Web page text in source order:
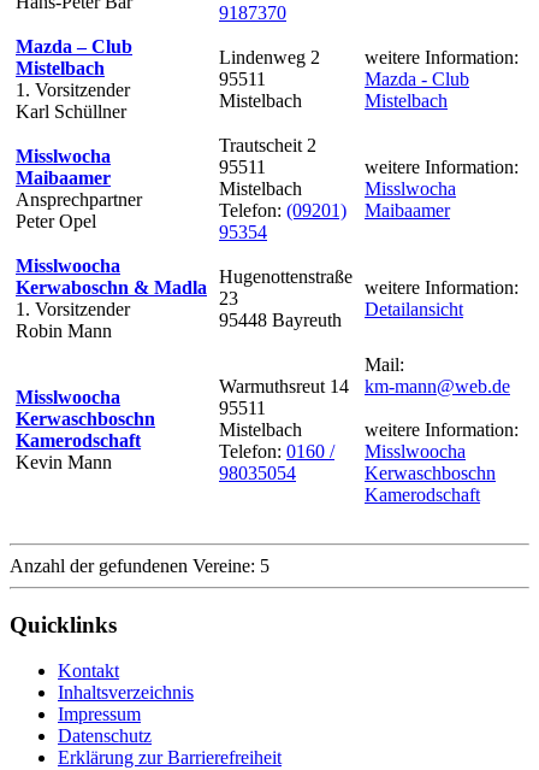
9187370
Mazda – Club
Mistelbach
1. Vorsitzender
Karl Schüllner
Lindenweg 2
95511
Mistelbach
weitere Information:
Mazda - Club
Mistelbach
Misslwocha
Maibaamer
Ansprechpartner
Peter Opel
Trautscheit 2
95511
Mistelbach
Telefon: (09201)
95354
weitere Information:
Misslwocha
Maibaamer
Misslwoocha
Kerwaboschn & Madla
1. Vorsitzender
Robin Mann
Hugenottenstraße
23
95448 Bayreuth
weitere Information:
Detailansicht
Misslwoocha
Kerwaschboschn
Kamerodschaft
Kevin Mann
Warmuthsreut 14
95511
Mistelbach
Telefon: 0160 /
98035054
Mail:
km-mann@web.de
weitere Information:
Misslwoocha
Kerwaschboschn
Kamerodschaft
Anzahl der gefundenen Vereine: 5
Quicklinks
Kontakt
Inhaltsverzeichnis
Impressum
Datenschutz
Erklärung zur Barrierefreiheit